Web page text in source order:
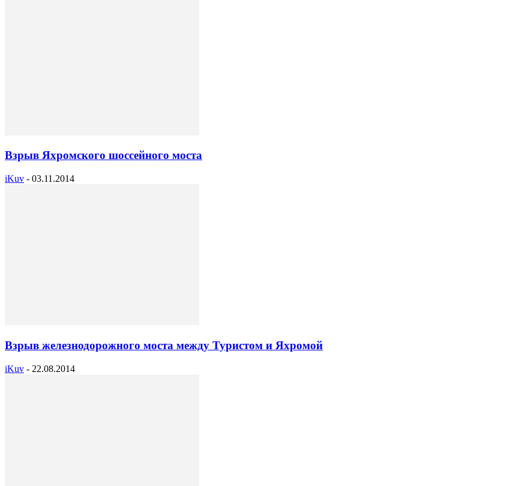
Взрыв Яхромского шоссейного моста
iKuv - 03.11.2014
Взрыв железнодорожного моста между Туристом и Яхромой
iKuv - 22.08.2014